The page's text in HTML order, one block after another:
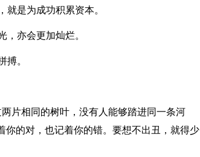
就是为成功积累资本。
，亦会更加灿烂。
搏。
片相同的树叶，没有人能够踏进同一条河
的对，也记着你的错。要想不出丑，就得少